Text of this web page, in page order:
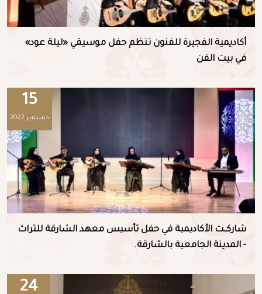
أكاديمية الفجيرة للفنون تنظم حفل موسيقي «ليلة عود»
في بيت الفن
15
ديسمبر 2022
شاركــت الأكاديمية في حفل تأسيس معهد الشارقة للتراث
- المدينة الجامعية بالشارقة.
24